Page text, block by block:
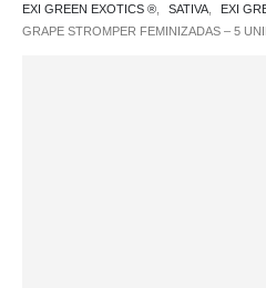
EXI GREEN EXOTICS ®
SATIVA EXI
GRAPE STROMPER FEMINIZADAS – 5